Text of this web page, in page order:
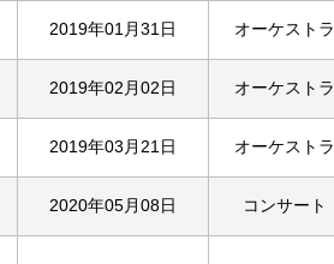
2019年01月31日 オーケストラ
2019年02月02日 オーケストラ
2019年03月21日 オーケストラ
2020年05月08日 コンサート